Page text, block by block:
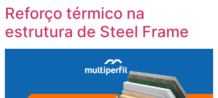
Reforço térmico na
estrutura de Steel Frame